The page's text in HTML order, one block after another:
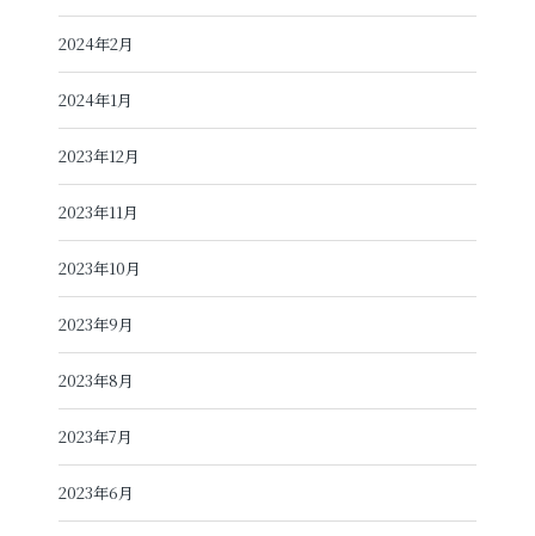
2024年2月
2024年1月
2023年12月
2023年11月
2023年10月
2023年9月
2023年8月
2023年7月
2023年6月